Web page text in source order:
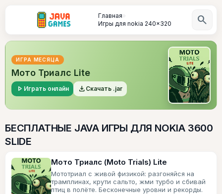
Главная»
Игры для nokia 240x320
search
ИГРА МЕСЯЦА
Мото Триалс Lite
play_arrow Играть онлайн file_download Скачать .jar
БЕСПЛАТНЫЕ JAVA ИГРЫ ДЛЯ NOKIA 3600
SLIDE
Мото Триалс (Moto Trials) Lite
Мототриал с живой физикой: разгоняйся на
трамплинах, крути сальто, жми турбо и сбивай
птиц в полёте. Бесконечные уровни и рекорды.